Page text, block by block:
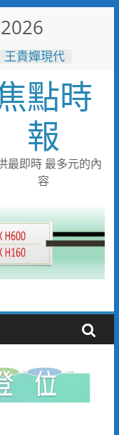
貴嬋現代
鳳山醫院結
導慶父親節
台最大免費
產業記
子天堂！高
日人潮爆棚
！全臺最
點時
報
最即時 最多元的內
容